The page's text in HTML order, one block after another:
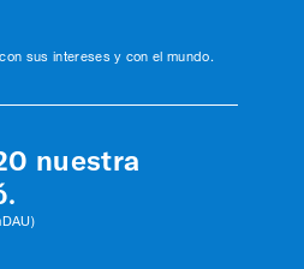
sus intereses y con el mundo.
nuestra